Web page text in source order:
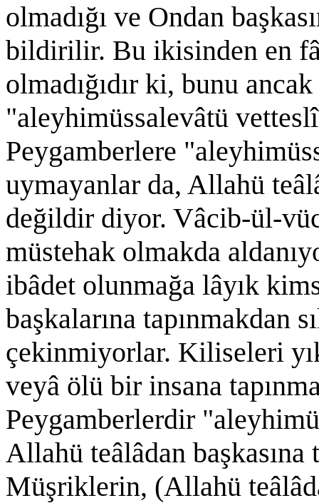
olmadığı ve Ondan
bildirilir. Bu ikisinden en
olmadığıdır ki, bunu
"aleyhimüssalevâtü
Peygamberlere
uymayanlar da, Allahü
değildir diyor. Vâcib-ül-
müstehak olmakda
ibâdet olunmağa lâyık
başkalarına tapınmakdan
çekinmiyorlar. Kiliseleri
veyâ ölü bir insana
Peygamberlerdir
Allahü teâlâdan başkasına
Müşriklerin, (Allahü